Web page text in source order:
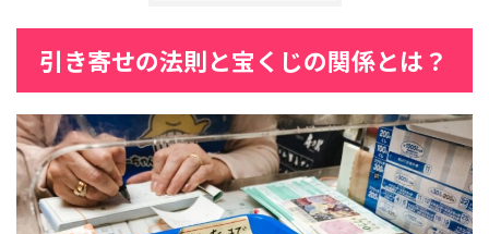
引き寄せの法則と宝くじの関係とは？